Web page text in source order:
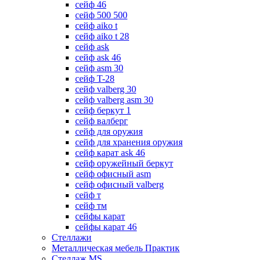
сейф 46
сейф 500 500
сейф aiko t
сейф aiko t 28
сейф ask
сейф ask 46
сейф asm 30
сейф T-28
сейф valberg 30
сейф valberg asm 30
сейф беркут 1
сейф валберг
сейф для оружия
сейф для хранения оружия
сейф карат ask 46
сейф оружейный беркут
сейф офисный asm
сейф офисный valberg
сейф т
сейф тм
сейфы карат
сейфы карат 46
Стеллажи
Металлическая мебель Практик